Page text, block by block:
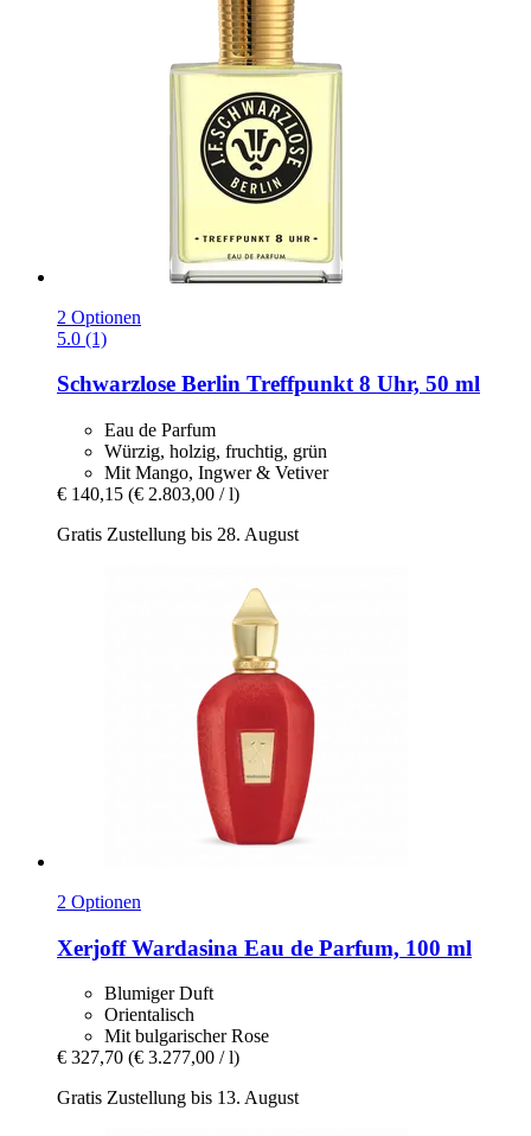
2 Optionen
5.0 (1)
Schwarzlose Berlin Treffpunkt 8 Uhr, 50 ml
Eau de Parfum
Würzig, holzig, fruchtig, grün
Mit Mango, Ingwer & Vetiver
€ 140,15 (€ 2.803,00 / l)
Gratis Zustellung bis 28. August
2 Optionen
XerjoffWardasina Eau de Parfum, 100 ml
Blumiger Duft
Orientalisch
Mit bulgarischer Rose
€ 327,70 (€ 3.277,00 / l)
Gratis Zustellung bis 13. August